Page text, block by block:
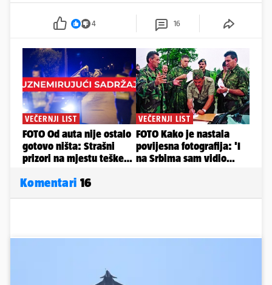
4 16
Komentari 16